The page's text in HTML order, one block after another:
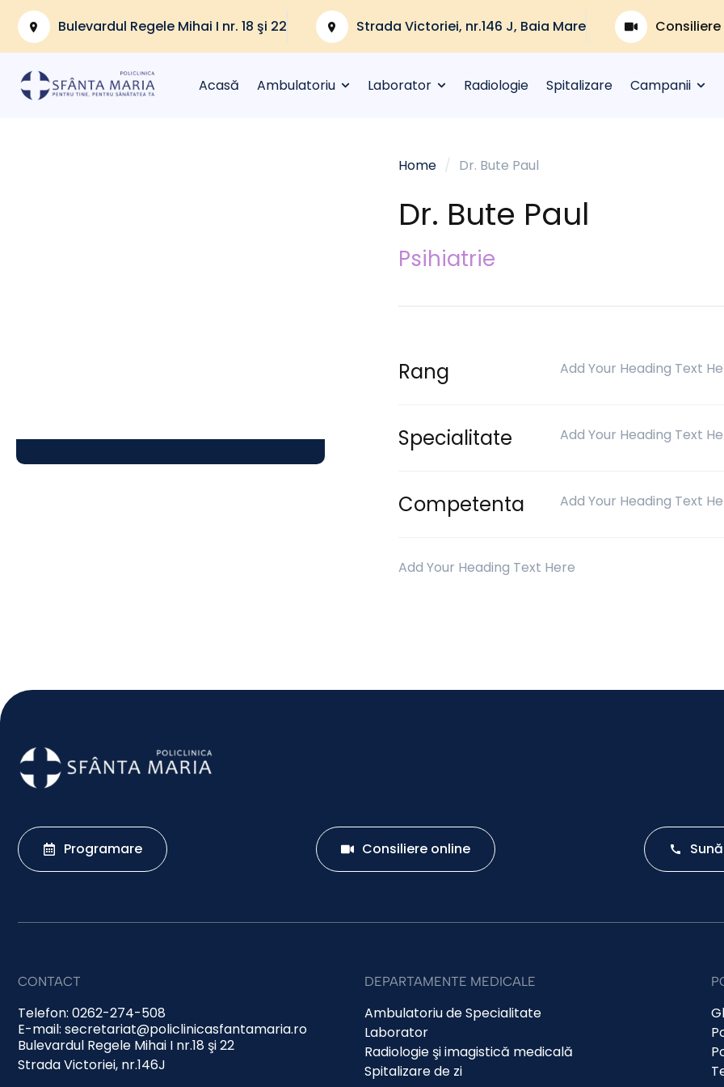
Bulevardul Regele Mihai I nr. 18 şi 22 Strada Victoriei, nr.146 J, Baia Mare
Acasă Ambulatoriu Laborator Radiologie Spitalizare Campanii
Home / Dr. Bute Paul
Dr. Bute Paul
Psihiatrie
Rang Add Your Heading Text
Specialitate Add Your Heading Text
Competenta Add Your Heading Text
Add Your Heading Text Here
Programare Consiliere online
CONTACT
Telefon: 0262-274-508
E-mail: secretariat@policlinicasfantamaria.ro
Bulevardul Regele Mihai I nr.18 şi 22
Strada Victoriei, nr.146J
DEPARTAMENTE MEDICALE
Ambulatoriu de Specialitate
Laborator
Radiologie şi imagistică medicală
Spitalizare de zi